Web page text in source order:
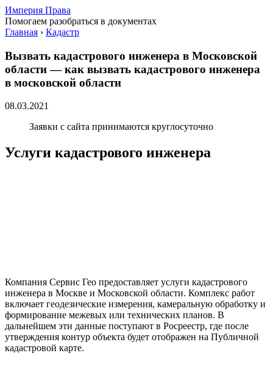
Империя Права
Помогаем разобраться в документах
Главная › Кадастр
Вызвать кадастрового инженера в Московской
области — как вызвать кадастрового инженера
в московской области
08.03.2021
Заявки с сайта принимаются круглосуточно
Услуги кадастрового инженера
Компания Сервис Гео предоставляет услуги кадастрового
инженера в Москве и Московской области. Комплекс работ
включает геодезические измерения, камеральную обработку и
формирование межевых или технических планов. В
дальнейшем эти данные поступают в Росреестр, где после
утверждения контур объекта будет отображен на Публичной
кадастровой карте.